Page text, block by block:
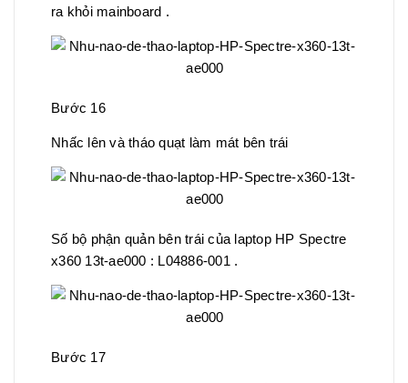
ra khỏi mainboard .
Bước 16
Nhấc lên và tháo quạt làm mát bên trái
Số bộ phận quản bên trái của laptop HP Spectre
x360 13t-ae000 : L04886-001 .
Bước 17